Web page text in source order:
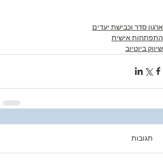
ארגון סדר וכבישת יעדים
התפתחות אישית
שיווק ביוטיוב
תגובות